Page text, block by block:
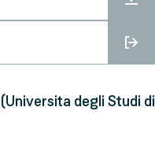
degli Studi di